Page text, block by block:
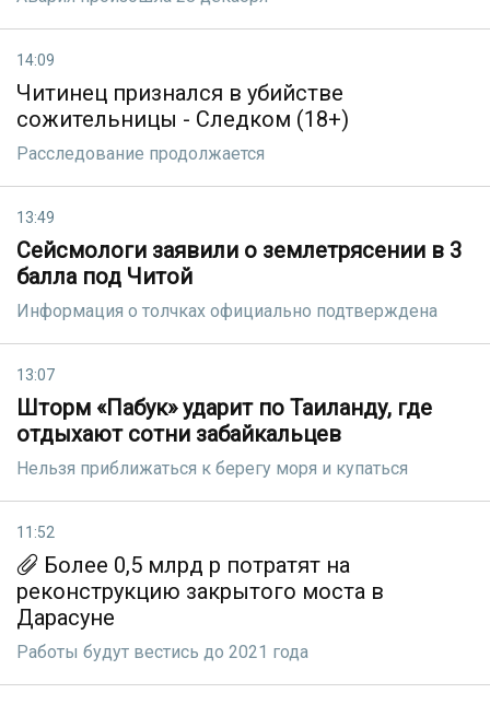
14:09
Читинец признался в убийстве
сожительницы - Следком (18+)
Расследование продолжается
13:49
Сейсмологи заявили о землетрясении в 3
балла под Читой
Информация о толчках официально подтверждена
13:07
Шторм «Пабук» ударит по Таиланду, где
отдыхают сотни забайкальцев
Нельзя приближаться к берегу моря и купаться
11:52
Более 0,5 млрд р потратят на
реконструкцию закрытого моста в
Дарасуне
Работы будут вестись до 2021 года